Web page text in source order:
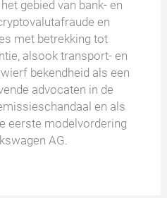
gebied van bank- en
en
met betrekking tot
alsook transport- en
bekendheid als een
advocaten in de
en als
eerste modelvordering
AG.